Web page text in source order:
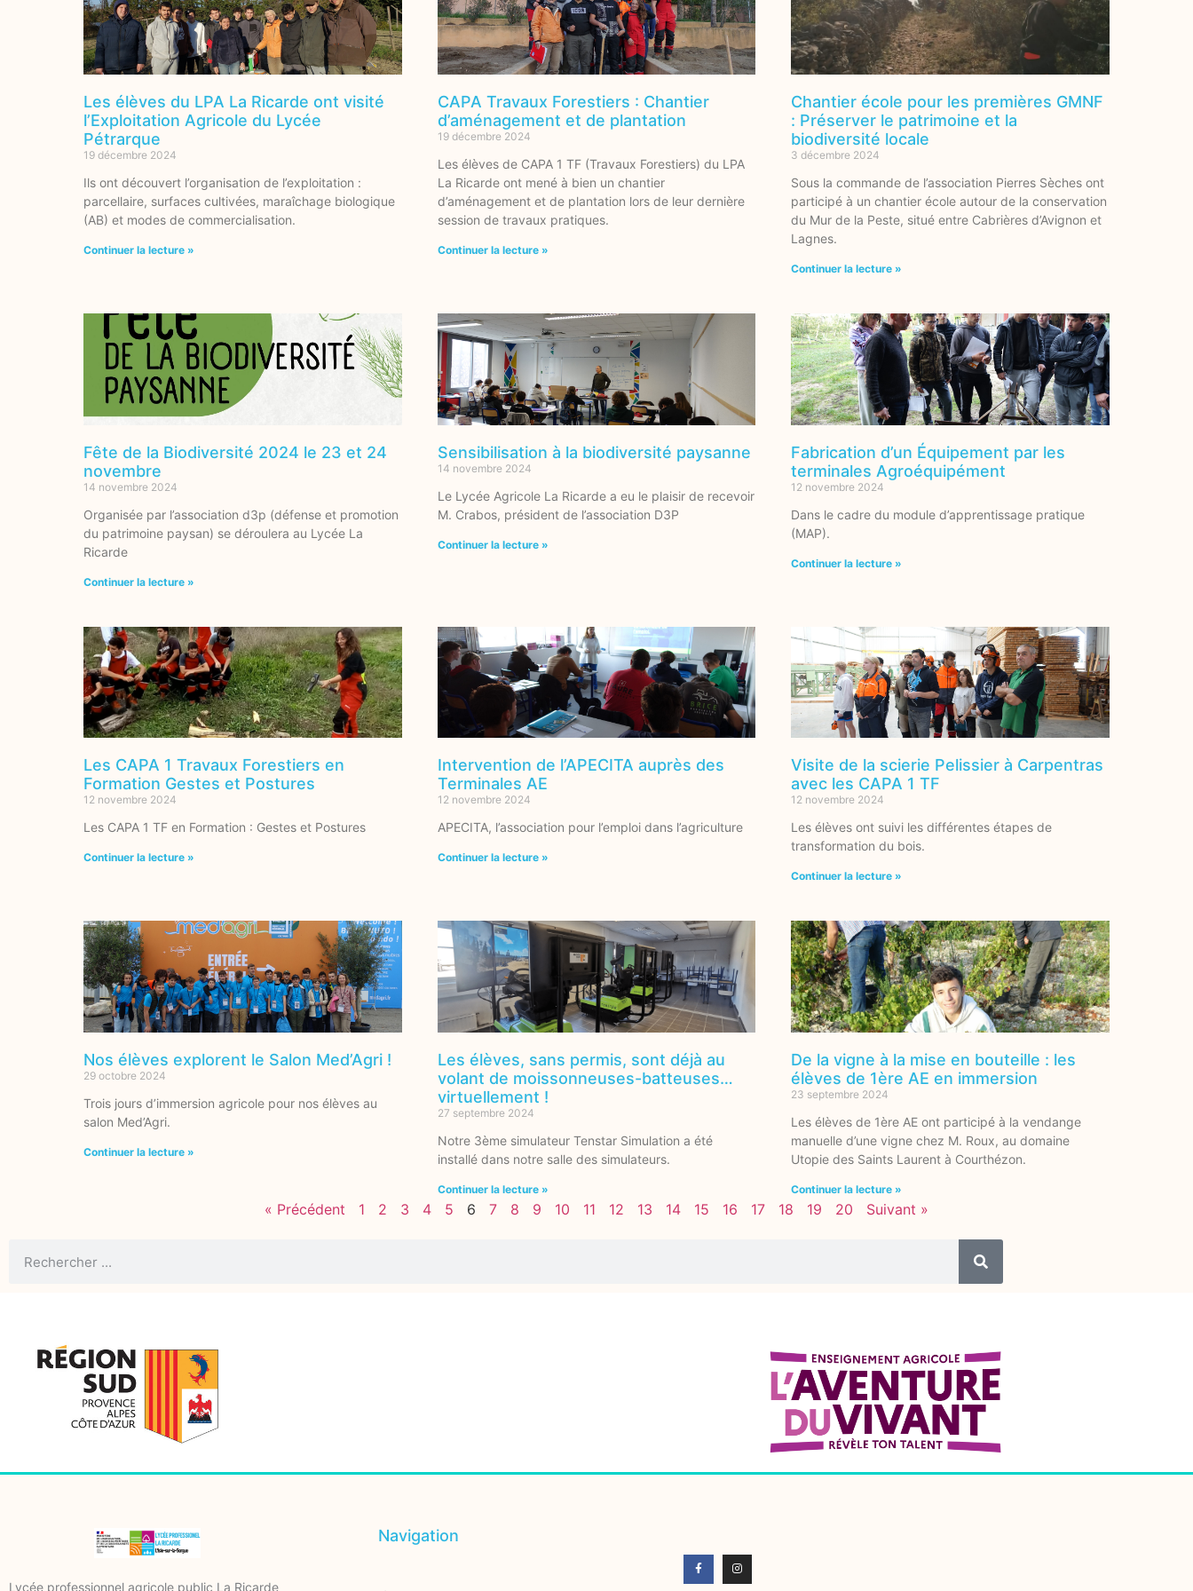
Les élèves du LPA La Ricarde ont visité
l’Exploitation Agricole du Lycée
Pétrarque
19 décembre 2024
Ils ont découvert l’organisation de l’exploitation :
parcellaire, surfaces cultivées, maraîchage biologique
(AB) et modes de commercialisation.
Continuer la lecture »
CAPA Travaux Forestiers : Chantier
d’aménagement et de plantation
19 décembre 2024
Les élèves de CAPA 1 TF (Travaux Forestiers) du LPA
La Ricarde ont mené à bien un chantier
d’aménagement et de plantation lors de leur dernière
session de travaux pratiques.
Continuer la lecture »
Chantier école pour les premières GMNF
: Préserver le patrimoine et la
biodiversité locale
3 décembre 2024
Sous la commande de l’association Pierres Sèches ont
participé à un chantier école autour de la conservation
du Mur de la Peste, situé entre Cabrières d’Avignon et
Lagnes.
Continuer la lecture »
Fête de la Biodiversité 2024 le 23 et 24
novembre
14 novembre 2024
Organisée par l’association d3p (défense et promotion
du patrimoine paysan) se déroulera au Lycée La
Ricarde
Continuer la lecture »
Sensibilisation à la biodiversité paysanne
14 novembre 2024
Le Lycée Agricole La Ricarde a eu le plaisir de recevoir
M. Crabos, président de l’association D3P
Continuer la lecture »
Fabrication d’un Équipement par les
terminales Agroéquipément
12 novembre 2024
Dans le cadre du module d’apprentissage pratique
(MAP).
Continuer la lecture »
Les CAPA 1 Travaux Forestiers en
Formation Gestes et Postures
12 novembre 2024
Les CAPA 1 TF en Formation : Gestes et Postures
Continuer la lecture »
Intervention de l’APECITA auprès des
Terminales AE
12 novembre 2024
APECITA, l’association pour l’emploi dans l’agriculture
Continuer la lecture »
Visite de la scierie Pelissier à Carpentras
avec les CAPA 1 TF
12 novembre 2024
Les élèves ont suivi les différentes étapes de
transformation du bois.
Continuer la lecture »
Nos élèves explorent le Salon Med’Agri !
29 octobre 2024
Trois jours d’immersion agricole pour nos élèves au
salon Med’Agri.
Continuer la lecture »
Les élèves, sans permis, sont déjà au
volant de moissonneuses-batteuses…
virtuellement !
27 septembre 2024
Notre 3ème simulateur Tenstar Simulation a été
installé dans notre salle des simulateurs.
Continuer la lecture »
De la vigne à la mise en bouteille : les
élèves de 1ère AE en immersion
23 septembre 2024
Les élèves de 1ère AE ont participé à la vendange
manuelle d’une vigne chez M. Roux, au domaine
Utopie des Saints Laurent à Courthézon.
Continuer la lecture »
« Précédent 1 2 3 4 5 6 7 8 9 10 11 12 13 14 15 16 17 18 19 20 Suivant »
Lycée professionnel agricole public La Ricarde
Navigation